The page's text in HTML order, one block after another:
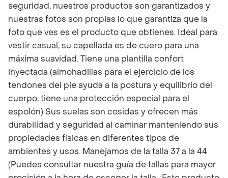
seguridad, nuestros productos son garantizados y
nuestras fotos son propias lo que garantiza que la
foto que ves es el producto que obtienes. Ideal para
vestir casual, su capellada es de cuero para una
máxima suavidad. Tiene una plantilla confort
inyectada (almohadillas para el ejercicio de los
tendones del pie ayuda a la postura y equilibrio del
cuerpo, tiene una protección especial para el
espolón) Sus suelas son cosidas y ofrecen más
durabilidad y seguridad al caminar manteniendo sus
propiedades físicas en diferentes tipos de
ambientes y usos. Manejamos de la talla 37 a la 44
(Puedes consultar nuestra guía de tallas para mayor